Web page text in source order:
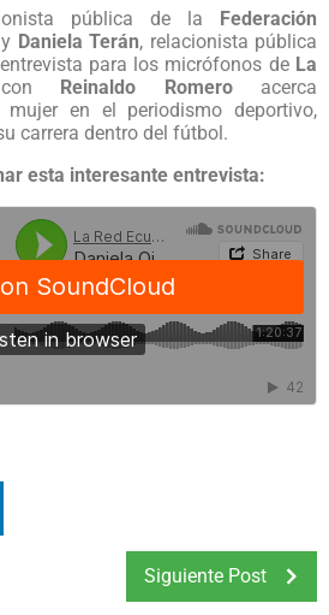
pública de la
Federación
y Daniela Terán, relacionista pública
para los micrófonos de La
con Reinaldo Romeroacerca
en el periodismo deportivo,
carrera dentro del fútbol.
esta interesante entrevista:
Siguiente Post